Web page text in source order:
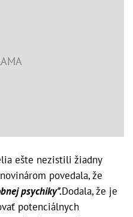
ešte nezistili žiadny
povedala, že
psychiky".Dodala, že je
potenciálnych